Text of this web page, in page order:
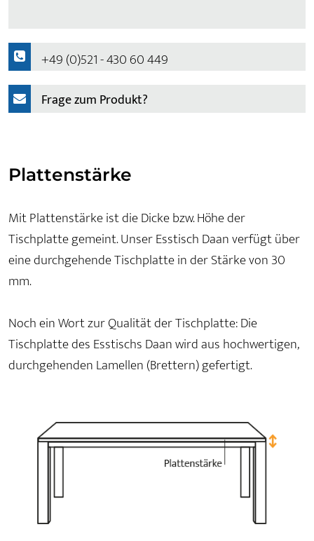
+49 (0)521 - 430 60 449
Frage zum Produkt?
Plattenstärke
Mit Plattenstärke ist die Dicke bzw. Höhe der
Tischplatte gemeint. Unser Esstisch Daan verfügt über
eine durchgehende Tischplatte in der Stärke von 30
mm.
Noch ein Wort zur Qualität der Tischplatte: Die
Tischplatte des Esstischs Daan wird aus hochwertigen,
durchgehenden Lamellen (Brettern) gefertigt.